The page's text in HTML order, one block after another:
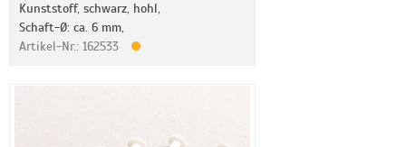
Kunststoff, schwarz, hohl,
Schaft-Ø: ca. 6 mm,
Artikel-Nr.: 162533